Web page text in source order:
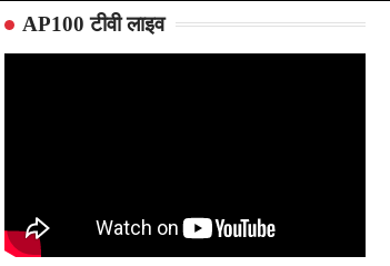
AP100 टीवी लाइव